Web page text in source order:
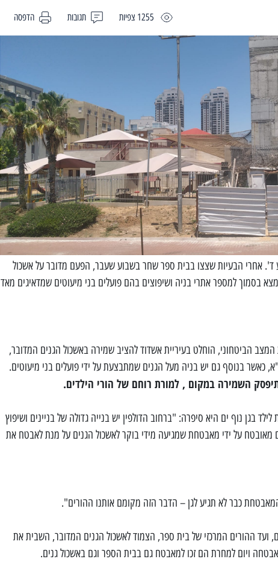
1255 צפיות תגובות הדפסה
ד'. אחרי הבעיות שצצו בבית ספר שחר בשבוע שעבר, הפעם מדובר על אשכול
בסמוך למספר אתרי בניה ושיפוצים בהם פועלים בני מיעוטים שמדאיגים מאד
הביטחוני, הוחלט בעיריית אשדוד להציב שמירה באשכול הגנים המדובר,
כאשר בנוסף גם יש בניה מעל הגנים שמתבצעת על ידי פועלים בני מיעוטים.
השמירה במקום , למורת רוחם של הורי הילדים.
בגן נוף ים היא סיפרה: "ברחוב הדולפין יש בנייה גדולה של בניינים ושיפוץ
על ידי מאבטחת שמגיעה מידי בוקר לאשכול הגנים על מנת לאבטח את
כבר לא תגיע לגן – הדבר הזה מקומם אותנו ההורים".
ועד ההורים המרכזי של בית ספר, הצמוד לאשכול הגנים המדובר, השבית את
ויום למחרת הם זכו למאבטח גם בבית הספר וגם באשכול גנים.